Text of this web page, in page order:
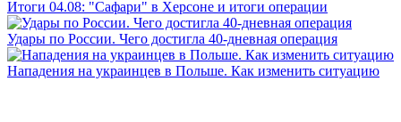
Итоги 04.08: "Сафари" в Херсоне и итоги операции
Удары по России. Чего достигла 40-дневная операция
Нападения на украинцев в Польше. Как изменить ситуацию